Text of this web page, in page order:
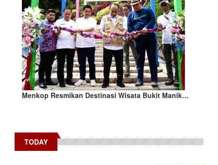
Menkop Resmikan Destinasi Wisata Bukit Manik…
TODAY